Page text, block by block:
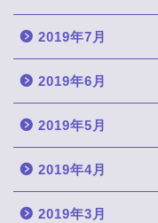
2019年7月
2019年6月
2019年5月
2019年4月
2019年3月